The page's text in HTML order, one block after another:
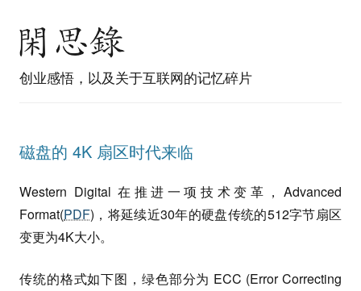
创业感悟，以及关于互联网的记忆碎片
磁盘的 4K 扇区时代来临
Western Digital 在推进一项技术变革，Advanced
Format(PDF)，将延续近30年的硬盘传统的512字节扇区
变更为4K大小。
传统的格式如下图，绿色部分为 ECC (Error Correcting